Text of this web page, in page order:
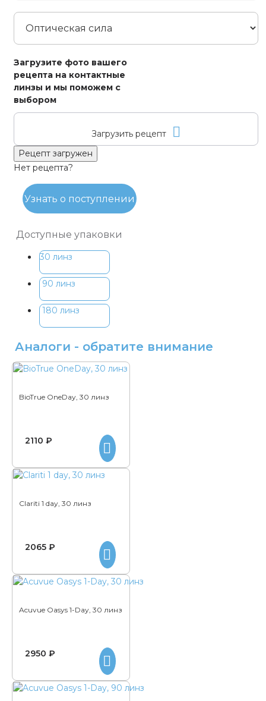
Загрузите фото вашего
рецепта на контактные
линзы и мы поможем с
выбором
Загрузить рецепт
Рецепт загружен
Нет рецепта?
Узнать о поступлении
Доступные упаковки
30 линз
90 линз
180 линз
Аналоги - обратите внимание
BioTrue OneDay, 30 линз
2110 ₽
Clariti 1 day, 30 линз
2065 ₽
Acuvue Oasys 1-Day, 30 линз
2950 ₽